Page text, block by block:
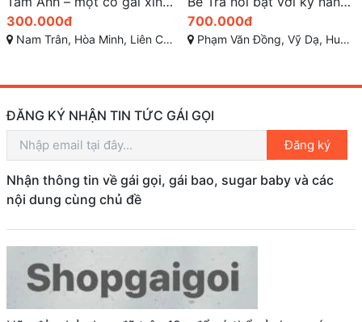
700.000đ
Phạm Văn Đồng, Vỹ Dạ, Huế, Thừa Thiên Huế
400.001đ
Trần Trọng Cung, Tân Thuận Đông, Quận 7, Thành phố Hồ Chí Minh
ĐĂNG KÝ NHẬN TIN TỨC GÁI GỌI
Đăng ký
Nhận thông tin về gái gọi, gái bao, sugar baby và các
nội dung cùng chủ đề